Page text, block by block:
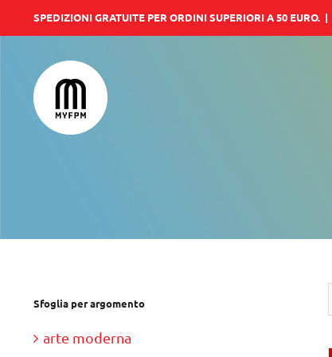
al
contenuto
SPEDIZIONI GRATUITE PER ORDINI SUPERIORI A 50 EURO. |
Sfoglia per argomento
arte moderna